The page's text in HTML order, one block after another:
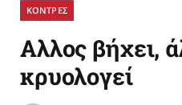
ΚΟΝΤΡΕΣ
Αλλος βήχει,
κρυολογεί